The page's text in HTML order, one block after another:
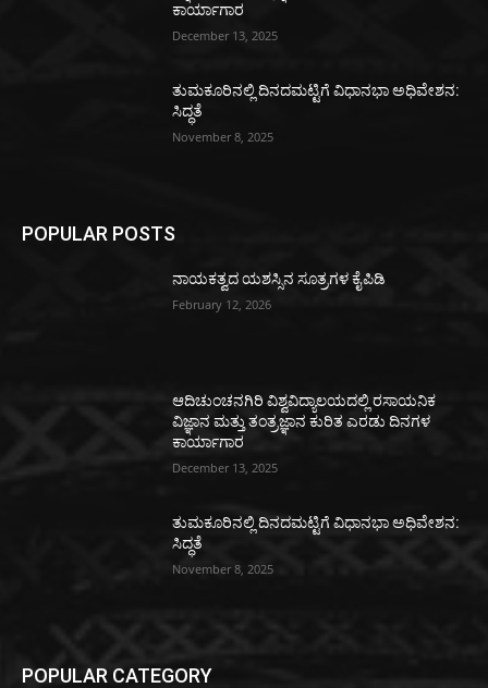
ಕಾರ್ಯಾಗಾರ
December 13, 2025
ತುಮಕೂರಿನಲ್ಲಿ ದಿನದಮಟ್ಟಿಗೆ ವಿಧಾನಭಾ ಅಧಿವೇಶನ:
ಸಿದ್ಧತೆ
November 8, 2025
POPULAR POSTS
ನಾಯಕತ್ವದ ಯಶಸ್ಸಿನ ಸೂತ್ರಗಳ ಕೈಪಿಡಿ
February 12, 2026
ಆದಿಚುಂಚನಗಿರಿ ವಿಶ್ವವಿದ್ಯಾಲಯದಲ್ಲಿ ರಸಾಯನಿಕ
ವಿಜ್ಞಾನ ಮತ್ತು ತಂತ್ರಜ್ಞಾನ ಕುರಿತ ಎರಡು ದಿನಗಳ
ಕಾರ್ಯಾಗಾರ
December 13, 2025
ತುಮಕೂರಿನಲ್ಲಿ ದಿನದಮಟ್ಟಿಗೆ ವಿಧಾನಭಾ ಅಧಿವೇಶನ:
ಸಿದ್ಧತೆ
November 8, 2025
POPULAR CATEGORY